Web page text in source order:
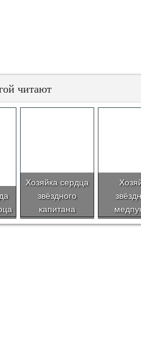
читают
Хозяйка сердца
звёздного
капитана